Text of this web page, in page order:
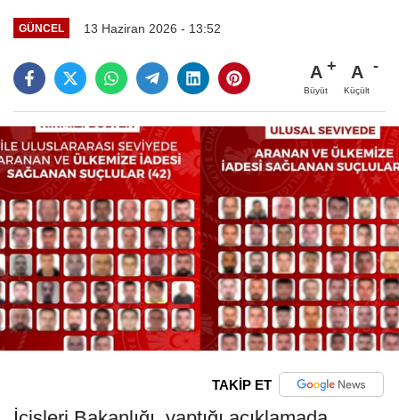
GÜNCEL 13 Haziran 2026 - 13:52
A
Büyüt
A
Küçült
TAKİP ET